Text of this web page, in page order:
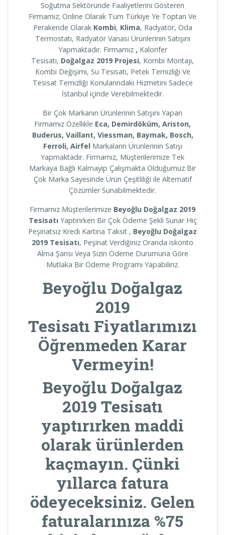
Soğutma Sektöründe Faaliyetlerini Gösteren
Firmamız; Online Olarak Tüm Türkiye Ye Toptan Ve
Perakende Olarak Kombi, Klima, Radyatör, Oda
Termostatı, Radyatör Vanası Ürünlerinin Satışını
Yapmaktadır. Firmamız , Kalorifer
Tesisatı, Doğalgaz 2019 Projesi, Kombi Montajı,
Kombi Değişimi, Su Tesisatı, Petek Temizliği Ve
Tesisat Temizliği Konularındaki Hizmetini Sadece
İstanbul içinde Verebilmektedir.
Bir Çok Markanın Ürünlerinin Satışını Yapan
Firmamız Özellikle Eca, Demirdöküm, Ariston,
Buderus, Vaillant, Viessman, Baymak, Bosch,
Ferroli, AirfelMarkaların Ürünlerinin Satışı
Yapmaktadır. Firmamız, Müşterilerimize Tek
Markaya Bağlı Kalmayıp Çalışmakta Olduğumuz Bir
Çok Marka Sayesinde Ürün Çeşitliliği ile Alternatif
Çözümler Sunabilmektedir.
Firmamız Müşterilerimize Beyoğlu Doğalgaz 2019
TesisatıYaptırırken Bir Çok Ödeme Şekli Sunar Hiç
Peşinatsız Kredi Kartına Taksit , Beyoğlu Doğalgaz
2019 Tesisatı, Peşinat Verdiğiniz Oranda iskonto
Alma Şansı Veya Sizin Ödeme Durumuna Göre
Mutlaka Bir Ödeme Programı Yapabiliriz.
Beyoğlu Doğalgaz
2019
Tesisatı Fiyatlarımızı
Öğrenmeden Karar
Vermeyin!
Beyoğlu Doğalgaz
2019 Tesisatı
yaptırırken maddi
olarak ürünlerden
kaçmayın. Çünki
yıllarca fatura
ödeyeceksiniz. Gelen
faturalarınıza %75